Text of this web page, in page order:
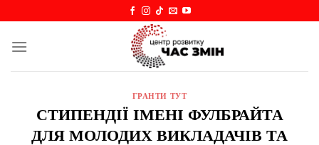
content
ГРАНТИ ТУТ
СТИПЕНДІЇ ІМЕНІ ФУЛБРАЙТА
ДЛЯ МОЛОДИХ ВИКЛАДАЧІВ ТА